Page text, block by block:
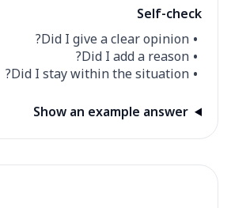
Self-check
Did I give a clear opinion?
Did I add a reason?
Did I stay within the situation?
Show an example answer